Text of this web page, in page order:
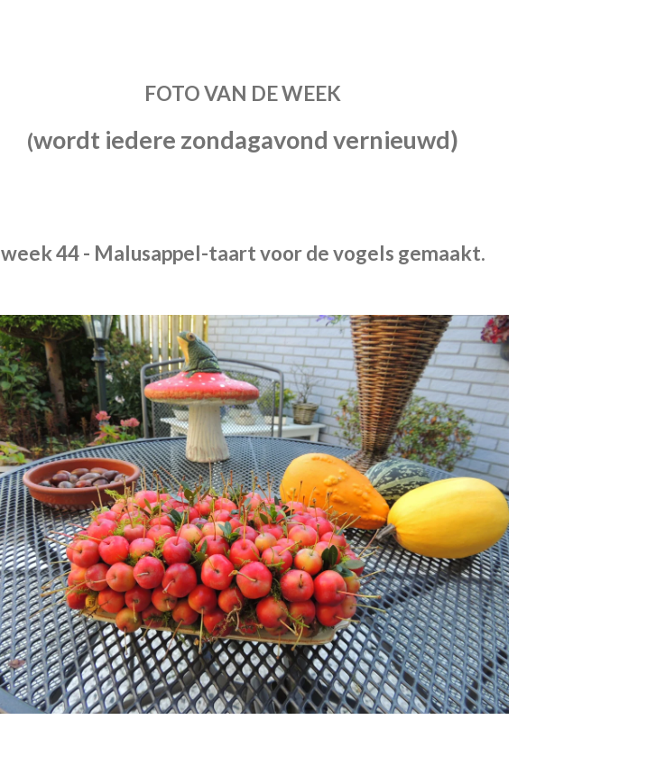
FOTO VAN DE WEEK
(wordt iedere zondagavond vernieuwd)
week 44 - Malusappel-taart voor de vogels gemaakt.